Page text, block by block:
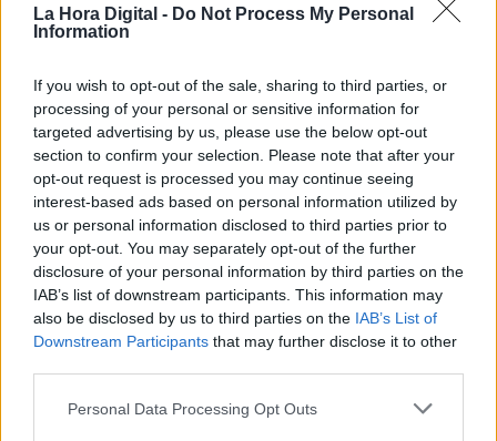
La Hora Digital - Do Not Process My Personal
Information
If you wish to opt-out of the sale, sharing to third parties, or
processing of your personal or sensitive information for
targeted advertising by us, please use the below opt-out
section to confirm your selection. Please note that after your
opt-out request is processed you may continue seeing
interest-based ads based on personal information utilized by
us or personal information disclosed to third parties prior to
your opt-out. You may separately opt-out of the further
disclosure of your personal information by third parties on the
IAB’s list of downstream participants. This information may
also be disclosed by us to third parties on the IAB’s List of
Downstream Participants that may further disclose it to other
Personal Data Processing Opt Outs
OPINIONES DIVERSAS
¿La ciudadanía de Occidente
es consciente del riesgo de
una tercera guerra mundial?
Por Álvaro Frutos Rosado y Gabinete
Geopolítica de Crisis
Suelta y confía
Por María Comesaña
Votantes y votados
Por Juan Manuel Beltrán